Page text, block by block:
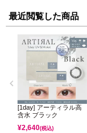
最近閲覧した商品
[1day] アーティラル高
含水 ブラック
¥2,640(税込)